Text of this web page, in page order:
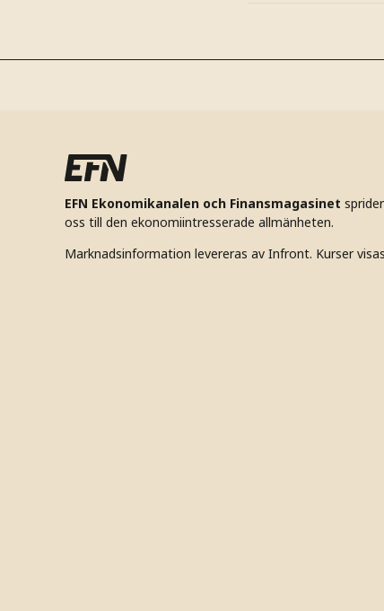
EFN Ekonomikanalen och Finansmagasinet
oss till den ekonomiintresserade allmänheten.
Marknadsinformation levereras av Infront. Kurser